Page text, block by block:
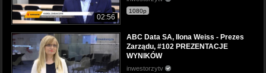
02:56
1080p
ABC Data SA, Ilona Weiss - Prezes
Zarządu, #102 PREZENTACJE
WYNIKÓW
inwestorzytv